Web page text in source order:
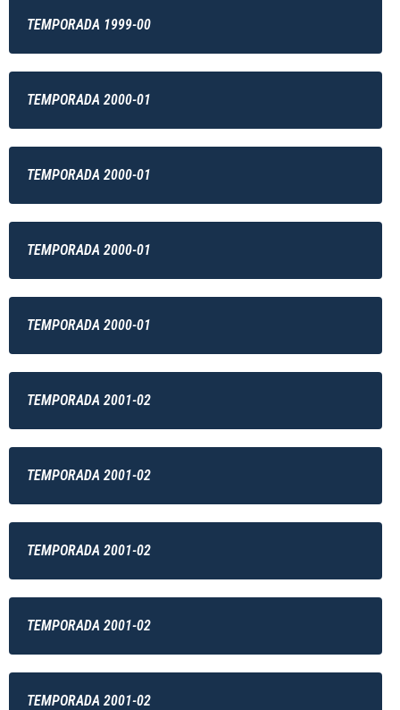
TEMPORADA 1999-00
TEMPORADA 2000-01
TEMPORADA 2000-01
TEMPORADA 2000-01
TEMPORADA 2000-01
TEMPORADA 2001-02
TEMPORADA 2001-02
TEMPORADA 2001-02
TEMPORADA 2001-02
TEMPORADA 2001-02